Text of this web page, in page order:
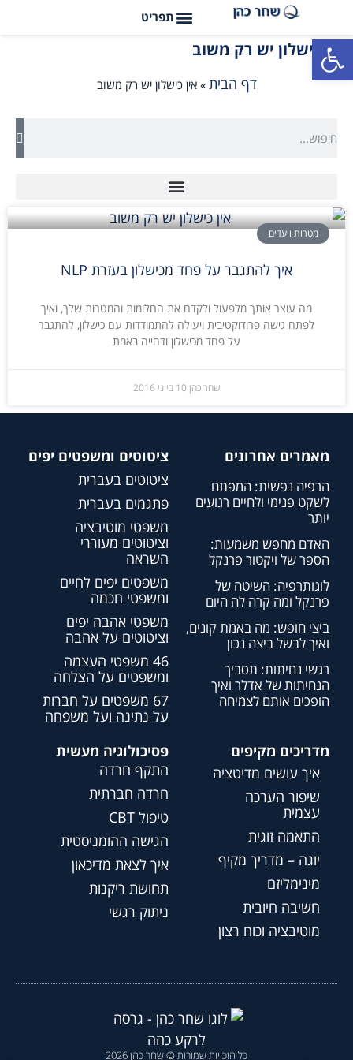
פתח סרגל נגישות
אין כישלון יש רק משוב
דף הבית »אין כישלון יש רק משוב
מטרות ויעדים
איך להתגבר על פחד מכישלון בעזרת NLP
מה עוצר אותך מלפעול ולקדם את החלומות והמטרות שלך, ואיך
לפתח גישה פרודוקטיבית ויעילה להתמודדות עם כישלון, להתגבר
על פחד מכישלון ודחייה באמת
שחר כהן 10 ביוני 2016
מאמרים אחרונים
הרפיה נפשית: המפתח
לשקט פנימי ולחיים רגועים
יותר
האדם מחפש משמעות:
הספר של ויקטור פרנקל
לוגותרפיה: השיטה של
פרנקל ומה קרה לה היום
ביצי חופש: מה באמת קונים,
ואיך לבשל ביצה נכון
רגשי נחיתות: תסביך
הנחיתות של אדלר ואיך
הופכים אותם לצמיחה
ציטוטים ומשפטים יפים
ציטוטים בעברית
פתגמים בעברית
משפטי מוטיבציה
וציטוטים מעוררי
השראה
משפטים יפים לחיים
ומשפטי חכמה
משפטי אהבה יפים
וציטוטים על אהבה
46 משפטי העצמה
ומשפטים על הצלחה
67 משפטים על חברות
על נתינה ועל משפחה
מדריכים מקיפים
איך עושים מדיטציה
שיפור הערכה
עצמית
התאמה זוגית
יוגה – מדריך מקיף
מינימליזם
חשיבה חיובית
מוטיבציה וכוח רצון
פסיכולוגיה מעשית
התקף חרדה
חרדה חברתית
טיפול CBT
הגישה ההומניסטית
איך לצאת מדיכאון
תחושת ריקנות
ניתוק רגשי
כל הזכויות שמורות © שחר כהן 2026